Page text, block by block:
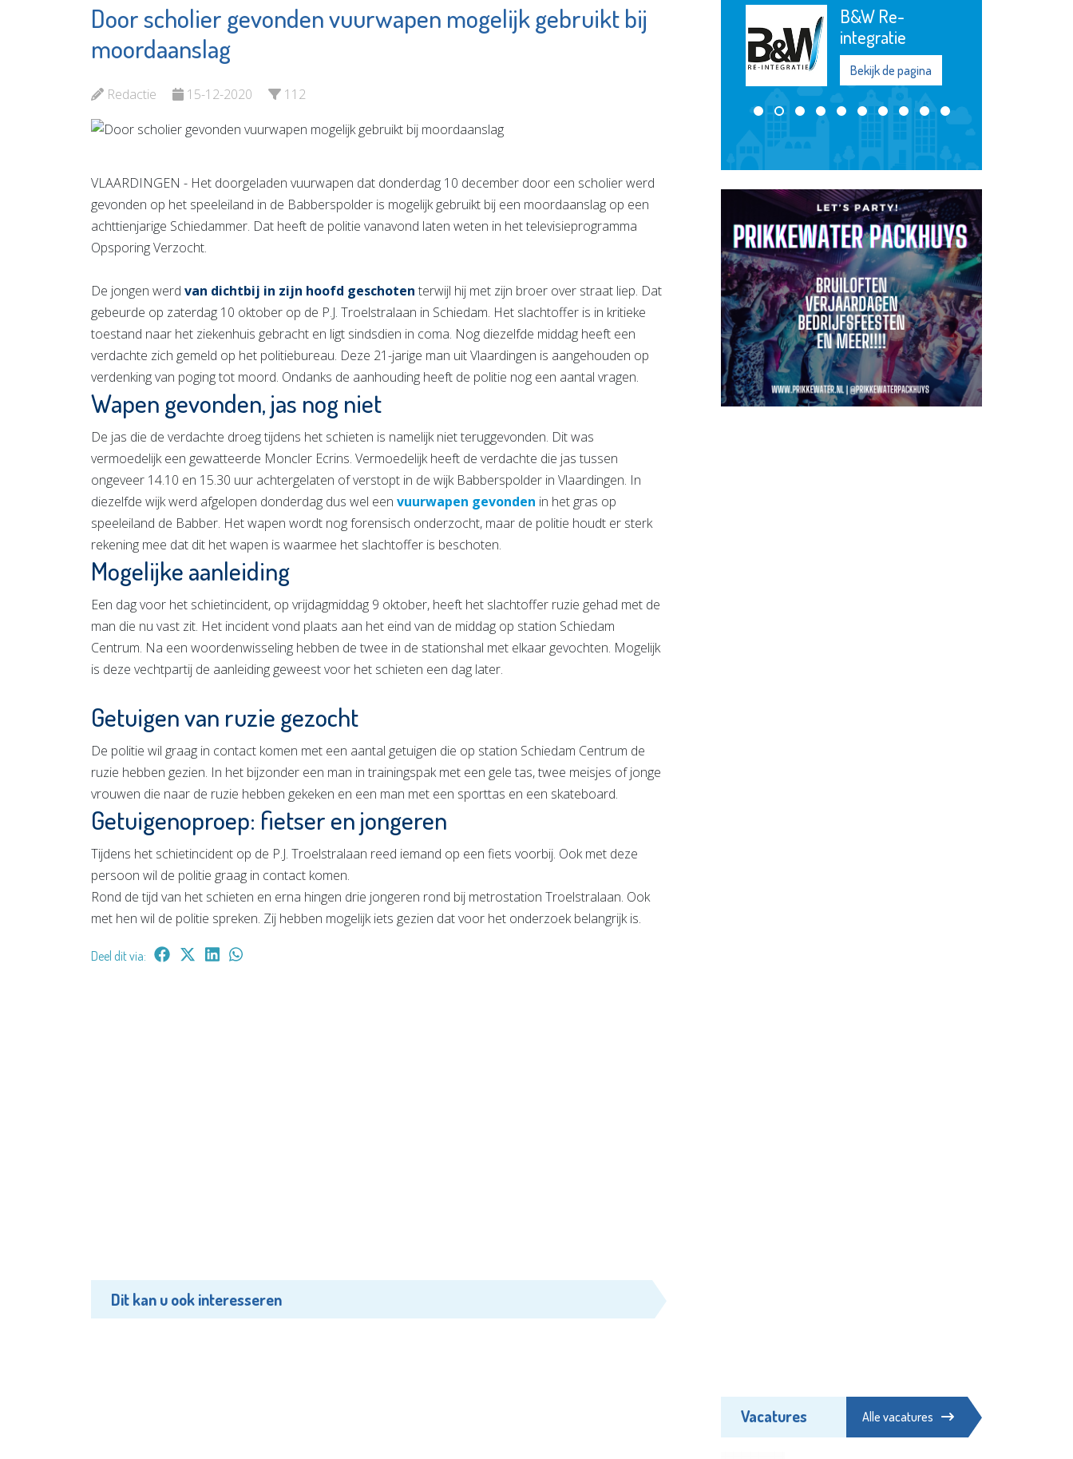
Door scholier gevonden vuurwapen mogelijk gebruikt bij
moordaanslag
Redactie 15-12-2020 112
VLAARDINGEN - Het doorgeladen vuurwapen dat donderdag 10 december door een scholier werd
gevonden op het speeleiland in de Babberspolder is mogelijk gebruikt bij een moordaanslag op een
achttienjarige Schiedammer. Dat heeft de politie vanavond laten weten in het televisieprogramma
Opsporing Verzocht.
De jongen werd van dichtbij in zijn hoofd geschoten terwijl hij met zijn broer over straat liep. Dat
gebeurde op zaterdag 10 oktober op de P.J. Troelstralaan in Schiedam. Het slachtoffer is in kritieke
toestand naar het ziekenhuis gebracht en ligt sindsdien in coma. Nog diezelfde middag heeft een
verdachte zich gemeld op het politiebureau. Deze 21-jarige man uit Vlaardingen is aangehouden op
verdenking van poging tot moord. Ondanks de aanhouding heeft de politie nog een aantal vragen.
Wapen gevonden, jas nog niet
De jas die de verdachte droeg tijdens het schieten is namelijk niet teruggevonden. Dit was
vermoedelijk een gewatteerde Moncler Ecrins. Vermoedelijk heeft de verdachte die jas tussen
ongeveer 14.10 en 15.30 uur achtergelaten of verstopt in de wijk Babberspolder in Vlaardingen. In
diezelfde wijk werd afgelopen donderdag dus wel een vuurwapen gevonden in het gras op
speeleiland de Babber. Het wapen wordt nog forensisch onderzocht, maar de politie houdt er sterk
rekening mee dat dit het wapen is waarmee het slachtoffer is beschoten.
Mogelijke aanleiding
Een dag voor het schietincident, op vrijdagmiddag 9 oktober, heeft het slachtoffer ruzie gehad met de
man die nu vast zit. Het incident vond plaats aan het eind van de middag op station Schiedam
Centrum. Na een woordenwisseling hebben de twee in de stationshal met elkaar gevochten. Mogelijk
is deze vechtpartij de aanleiding geweest voor het schieten een dag later.
Getuigen van ruzie gezocht
De politie wil graag in contact komen met een aantal getuigen die op station Schiedam Centrum de
ruzie hebben gezien. In het bijzonder een man in trainingspak met een gele tas, twee meisjes of jonge
vrouwen die naar de ruzie hebben gekeken en een man met een sporttas en een skateboard.
Getuigenoproep: fietser en jongeren
Tijdens het schietincident op de P.J. Troelstralaan reed iemand op een fiets voorbij. Ook met deze
persoon wil de politie graag in contact komen.
Rond de tijd van het schieten en erna hingen drie jongeren rond bij metrostation Troelstralaan. Ook
met hen wil de politie spreken. Zij hebben mogelijk iets gezien dat voor het onderzoek belangrijk is.
Deel dit via:
Dit kan u ook interesseren
Stichting
Stroomopwaarts
Federatie
Broekpolder
B&W Re-
integratie
Bekijk de pagina
Vacatures Alle vacatures